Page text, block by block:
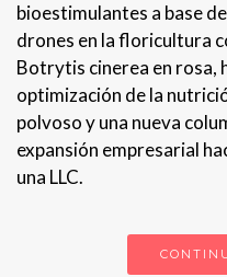
bioestimulantes a base
drones en la floricultura
Botrytis cinerea en rosa,
optimización de la
polvoso y una nueva
expansión empresarial
una LLC.